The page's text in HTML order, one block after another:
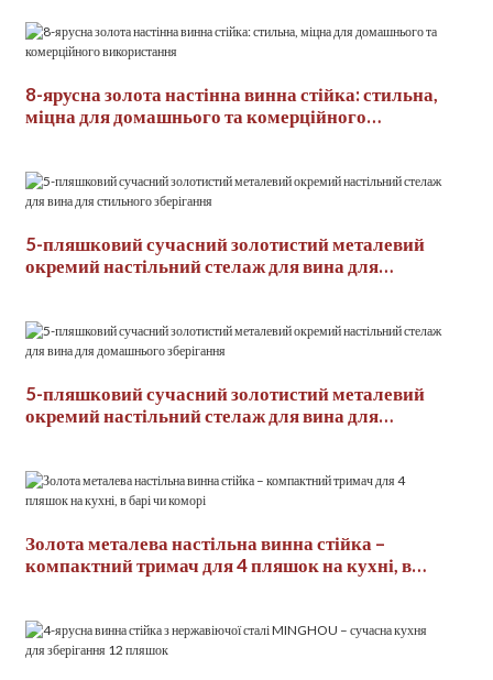
8-ярусна золота настінна винна стійка: стильна,
міцна для домашнього та комерційного
5-пляшковий сучасний золотистий металевий
окремий настільний стелаж для вина для
5-пляшковий сучасний золотистий металевий
окремий настільний стелаж для вина для
Золота металева настільна винна стійка –
компактний тримач для 4 пляшок на кухні, в